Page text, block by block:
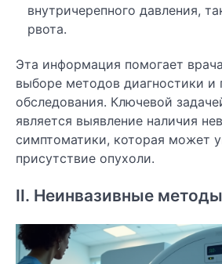
внутричерепного давления,
рвота.
Эта информация помогает
выборе методов диагностики и
обследования. Ключевой
является выявление наличия
симптоматики, которая может
присутствие опухоли.
II. Неинвазивные